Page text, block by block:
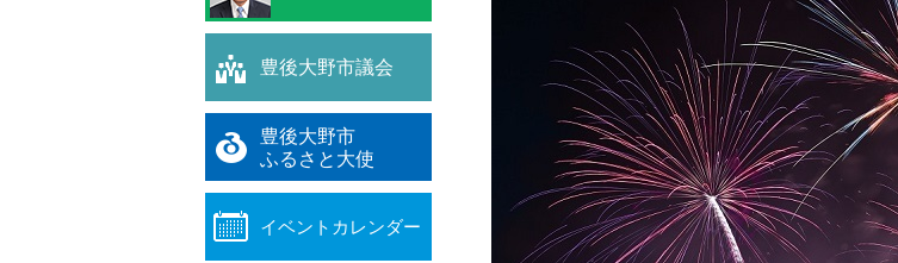
豊後大野市議会
豊後大野市
ふるさと大使
イベントカレンダー